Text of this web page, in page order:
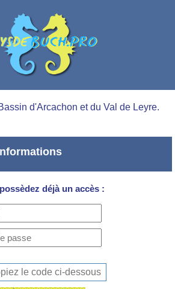
d'Arcachon et du Val de Leyre.
déjà un accès :